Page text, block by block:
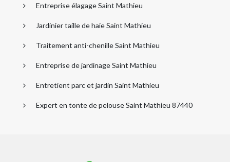
Entreprise élagage Saint Mathieu
Jardinier taille de haie Saint Mathieu
Traitement anti-chenille Saint Mathieu
Entreprise de jardinage Saint Mathieu
Entretient parc et jardin Saint Mathieu
Expert en tonte de pelouse Saint Mathieu 87440